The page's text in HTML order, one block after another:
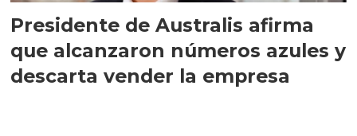
Presidente de Australis afirma
que alcanzaron números azules y
descarta vender la empresa